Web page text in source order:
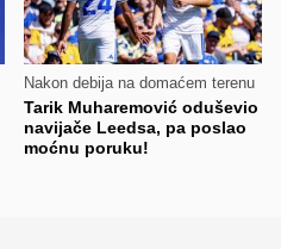
Nakon debija na domaćem terenu
Tarik Muharemović oduševio
navijače Leedsa, pa poslao
moćnu poruku!